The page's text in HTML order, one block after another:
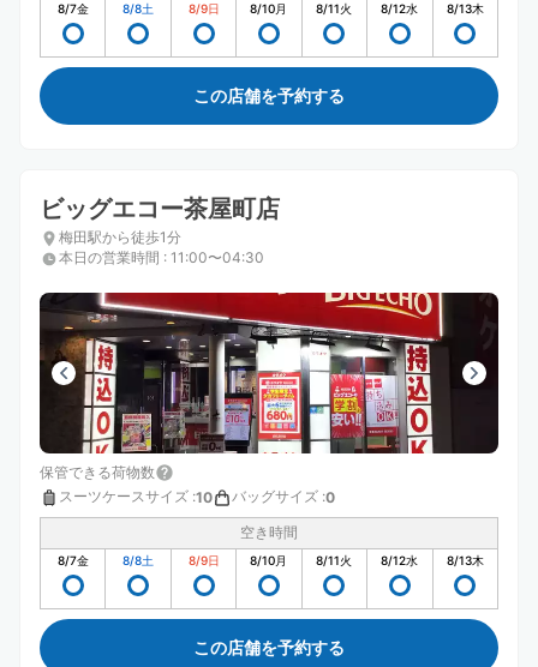
8/7金 8/8土 8/9日 8/10月 8/11火 8/12水 8/13木
この店舗を予約する
ビッグエコー茶屋町店
梅田駅から徒歩1分
本日の営業時間 : 11:00〜04:30
保管できる荷物数
スーツケースサイズ :10 バッグサイズ :0
空き時間
8/7金 8/8土 8/9日 8/10月 8/11火 8/12水 8/13木
この店舗を予約する